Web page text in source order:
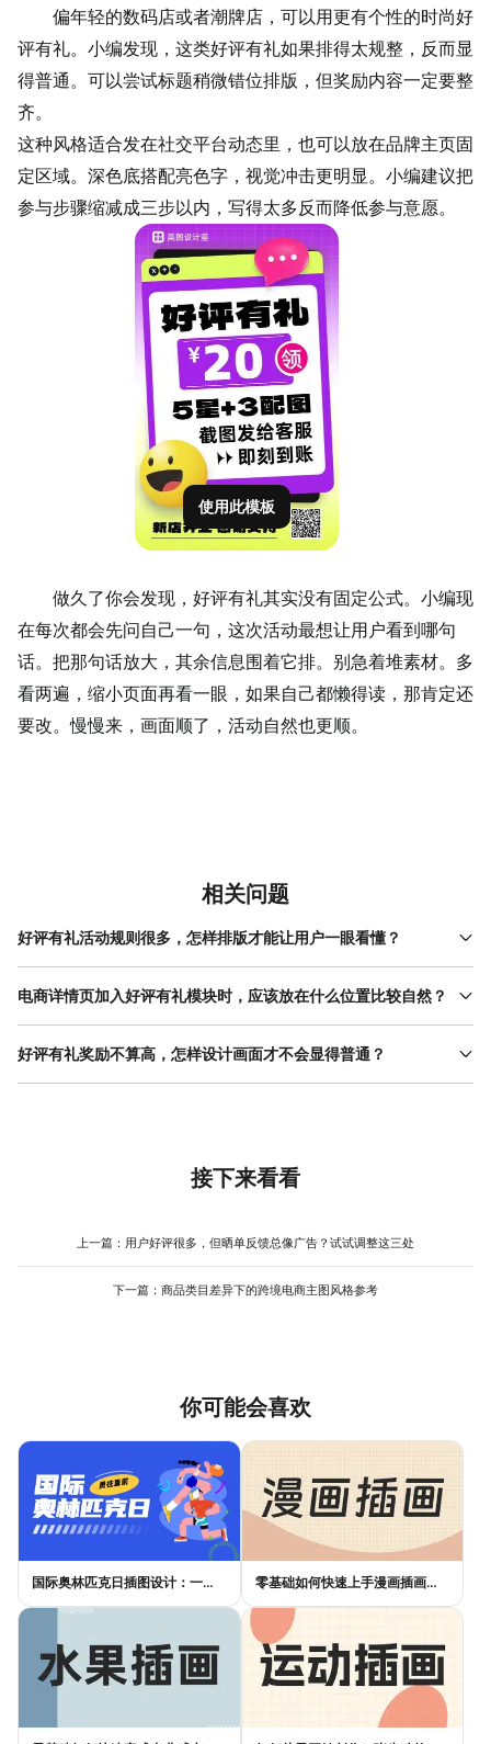
偏年轻的数码店或者潮牌店，可以用更有个性的时尚好
评有礼。小编发现，这类好评有礼如果排得太规整，反而显
得普通。可以尝试标题稍微错位排版，但奖励内容一定要整
齐。
这种风格适合发在社交平台动态里，也可以放在品牌主页固
定区域。深色底搭配亮色字，视觉冲击更明显。小编建议把
参与步骤缩减成三步以内，写得太多反而降低参与意愿。
使用此模板
做久了你会发现，好评有礼其实没有固定公式。小编现
在每次都会先问自己一句，这次活动最想让用户看到哪句
话。把那句话放大，其余信息围着它排。别急着堆素材。多
看两遍，缩小页面再看一眼，如果自己都懒得读，那肯定还
要改。慢慢来，画面顺了，活动自然也更顺。
相关问题
好评有礼活动规则很多，怎样排版才能让用户一眼看懂？
规则多时，小编会先把内容拆分成三块：奖励说明、参与步骤、活
动时间。打开美图设计室后，新建画布，先输入标题“好评有礼”，然
段之间留出空白。这样做出来的好评有礼海报层次分明，用户扫一
电商详情页加入好评有礼模块时，应该放在什么位置比较自然？
小编通常把好评有礼放在商品 卖点 介绍之后、评价展示之前。先让
用户了解产品，再看到好评有礼，会更容易产生参与想法。操作时
好评有礼奖励不算高，怎样设计画面才不会显得普通？
奖励金额不高时，画面就更要清楚。小编会把“评价送礼”这句话单独
动，改完好评有礼排版后，参与人数比之前多了一截，说明表达清
接下来看看
上一篇： 用户好评很多，但晒单反馈总像广告？试试调整这三处
下一篇： 商品类目差异下的跨境电商主图风格参考
你可能会喜欢
国际奥林匹克日插图设计：一张好海报，不是画出来的 零基础如何快速上手漫画插画创作？实用指南来了